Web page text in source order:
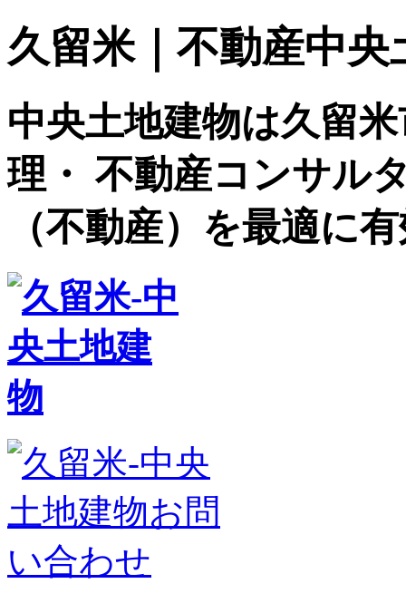
久留米｜不動産中
中央土地建物は久留
理・ 不動産コンサル
（不動産）を最適に